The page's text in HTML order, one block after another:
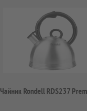
Чайник Rondell RDS237